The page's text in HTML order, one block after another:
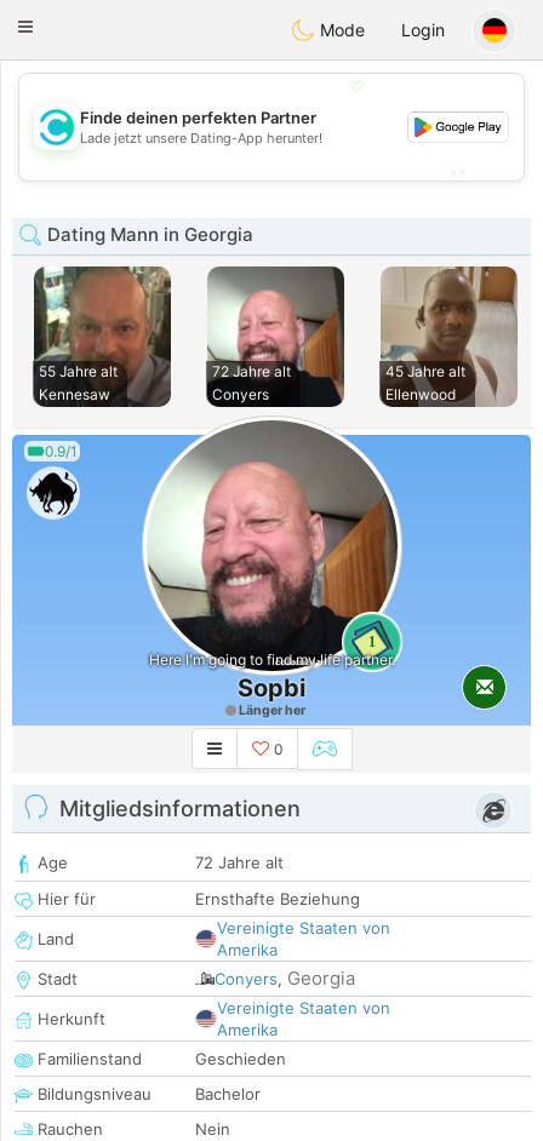
olombiaCitas
Toggle
Mode Login
💖
💕
Finde deinen perfekten Partner
Lade jetzt unsere Dating-App herunter!
Dating Mann in Georgia
55 Jahre alt
Kennesaw
72 Jahre alt
Conyers
45 Jahre alt
Ellenwood
0.9/1
1
Here I'm going to find my life partner.
Sopbi
Länger her
0
Mitgliedsinformationen
Age
72 Jahre alt
Hier für
Ernsthafte Beziehung
Land
Vereinigte Staaten von
Amerika
Stadt
Conyers, Georgia
Herkunft
Vereinigte Staaten von
Amerika
Familienstand
Geschieden
Bildungsniveau
Bachelor
Rauchen
Nein